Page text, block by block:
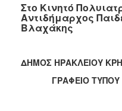
2022
2021
2019
2018
Στο Κινητό
Αντιδήμαρχος
Βλαχάκης
ΔΗΜΟΣ ΗΡΑΚΛΕΙΟΥ
ΓΡΑΦΕΙΟ ΤΥΠΟΥ